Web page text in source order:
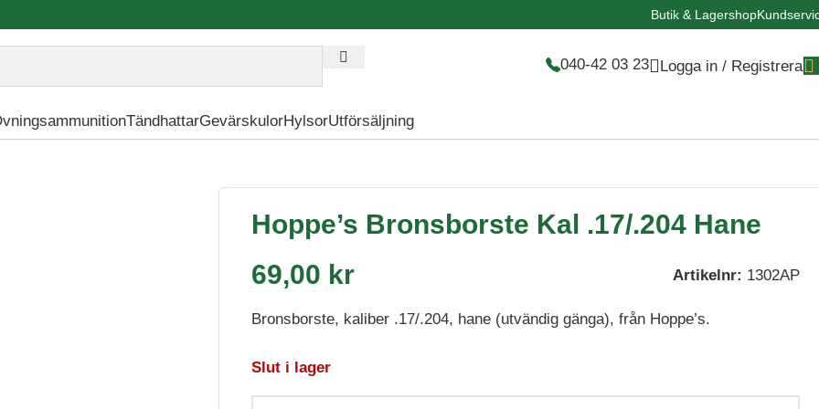
Butik & Lagershop
040-42 03 23 Logga in / Registrera
TändhattarGevärskulorHylsorUtförsäljning
Hoppe’s Bronsborste Kal .17/.204 Hane
69,00 kr Artikelnr: 1302AP
Bronsborste, kaliber .17/.204, hane (utvändig gänga), från Hoppe’s.
Slut i lager